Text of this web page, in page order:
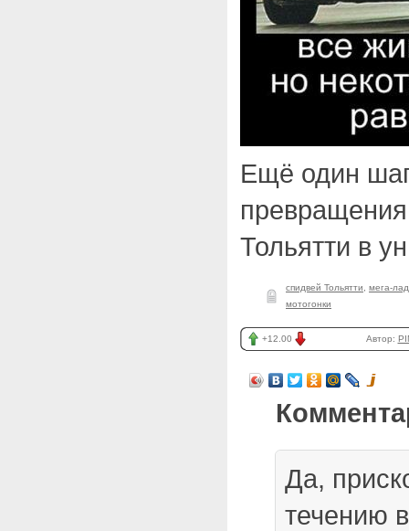
Ещё один
превращения
Тольятти в
спидвей Тольятти
мега-
мотогонки
+12.00 Автор:
Да,
течению